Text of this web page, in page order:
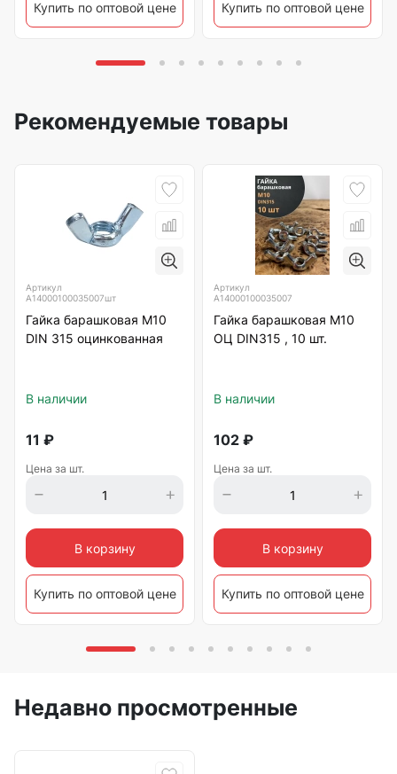
Купить по оптовой цене Купить по оптовой цене
Рекомендуемые товары
Артикул
А14000100035007шт
Гайка барашковая М10
DIN 315 оцинкованная
В наличии
11 ₽
Цена за шт.
В корзину
Купить по оптовой цене
Артикул
А14000100035007
Гайка барашковая М10
ОЦ DIN315 , 10 шт.
В наличии
102 ₽
Цена за шт.
В корзину
Купить по оптовой цене
Недавно просмотренные